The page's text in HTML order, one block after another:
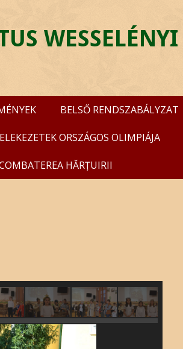
BELSŐ RENDSZABÁLYZAT
ORSZÁGOS OLIMPIÁJA
HĂRȚUIRII